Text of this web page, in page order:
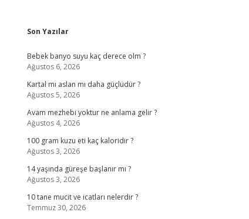
Sidebar
Son Yazılar
Bebek banyo suyu kaç derece olm ?
Ağustos 6, 2026
Kartal mı aslan mı daha güçlüdür ?
Ağustos 5, 2026
Avam mezhebi yoktur ne anlama gelir ?
Ağustos 4, 2026
100 gram kuzu eti kaç kaloridir ?
Ağustos 3, 2026
14 yaşında güreşe başlanır mı ?
Ağustos 3, 2026
10 tane mucit ve icatları nelerdir ?
Temmuz 30, 2026